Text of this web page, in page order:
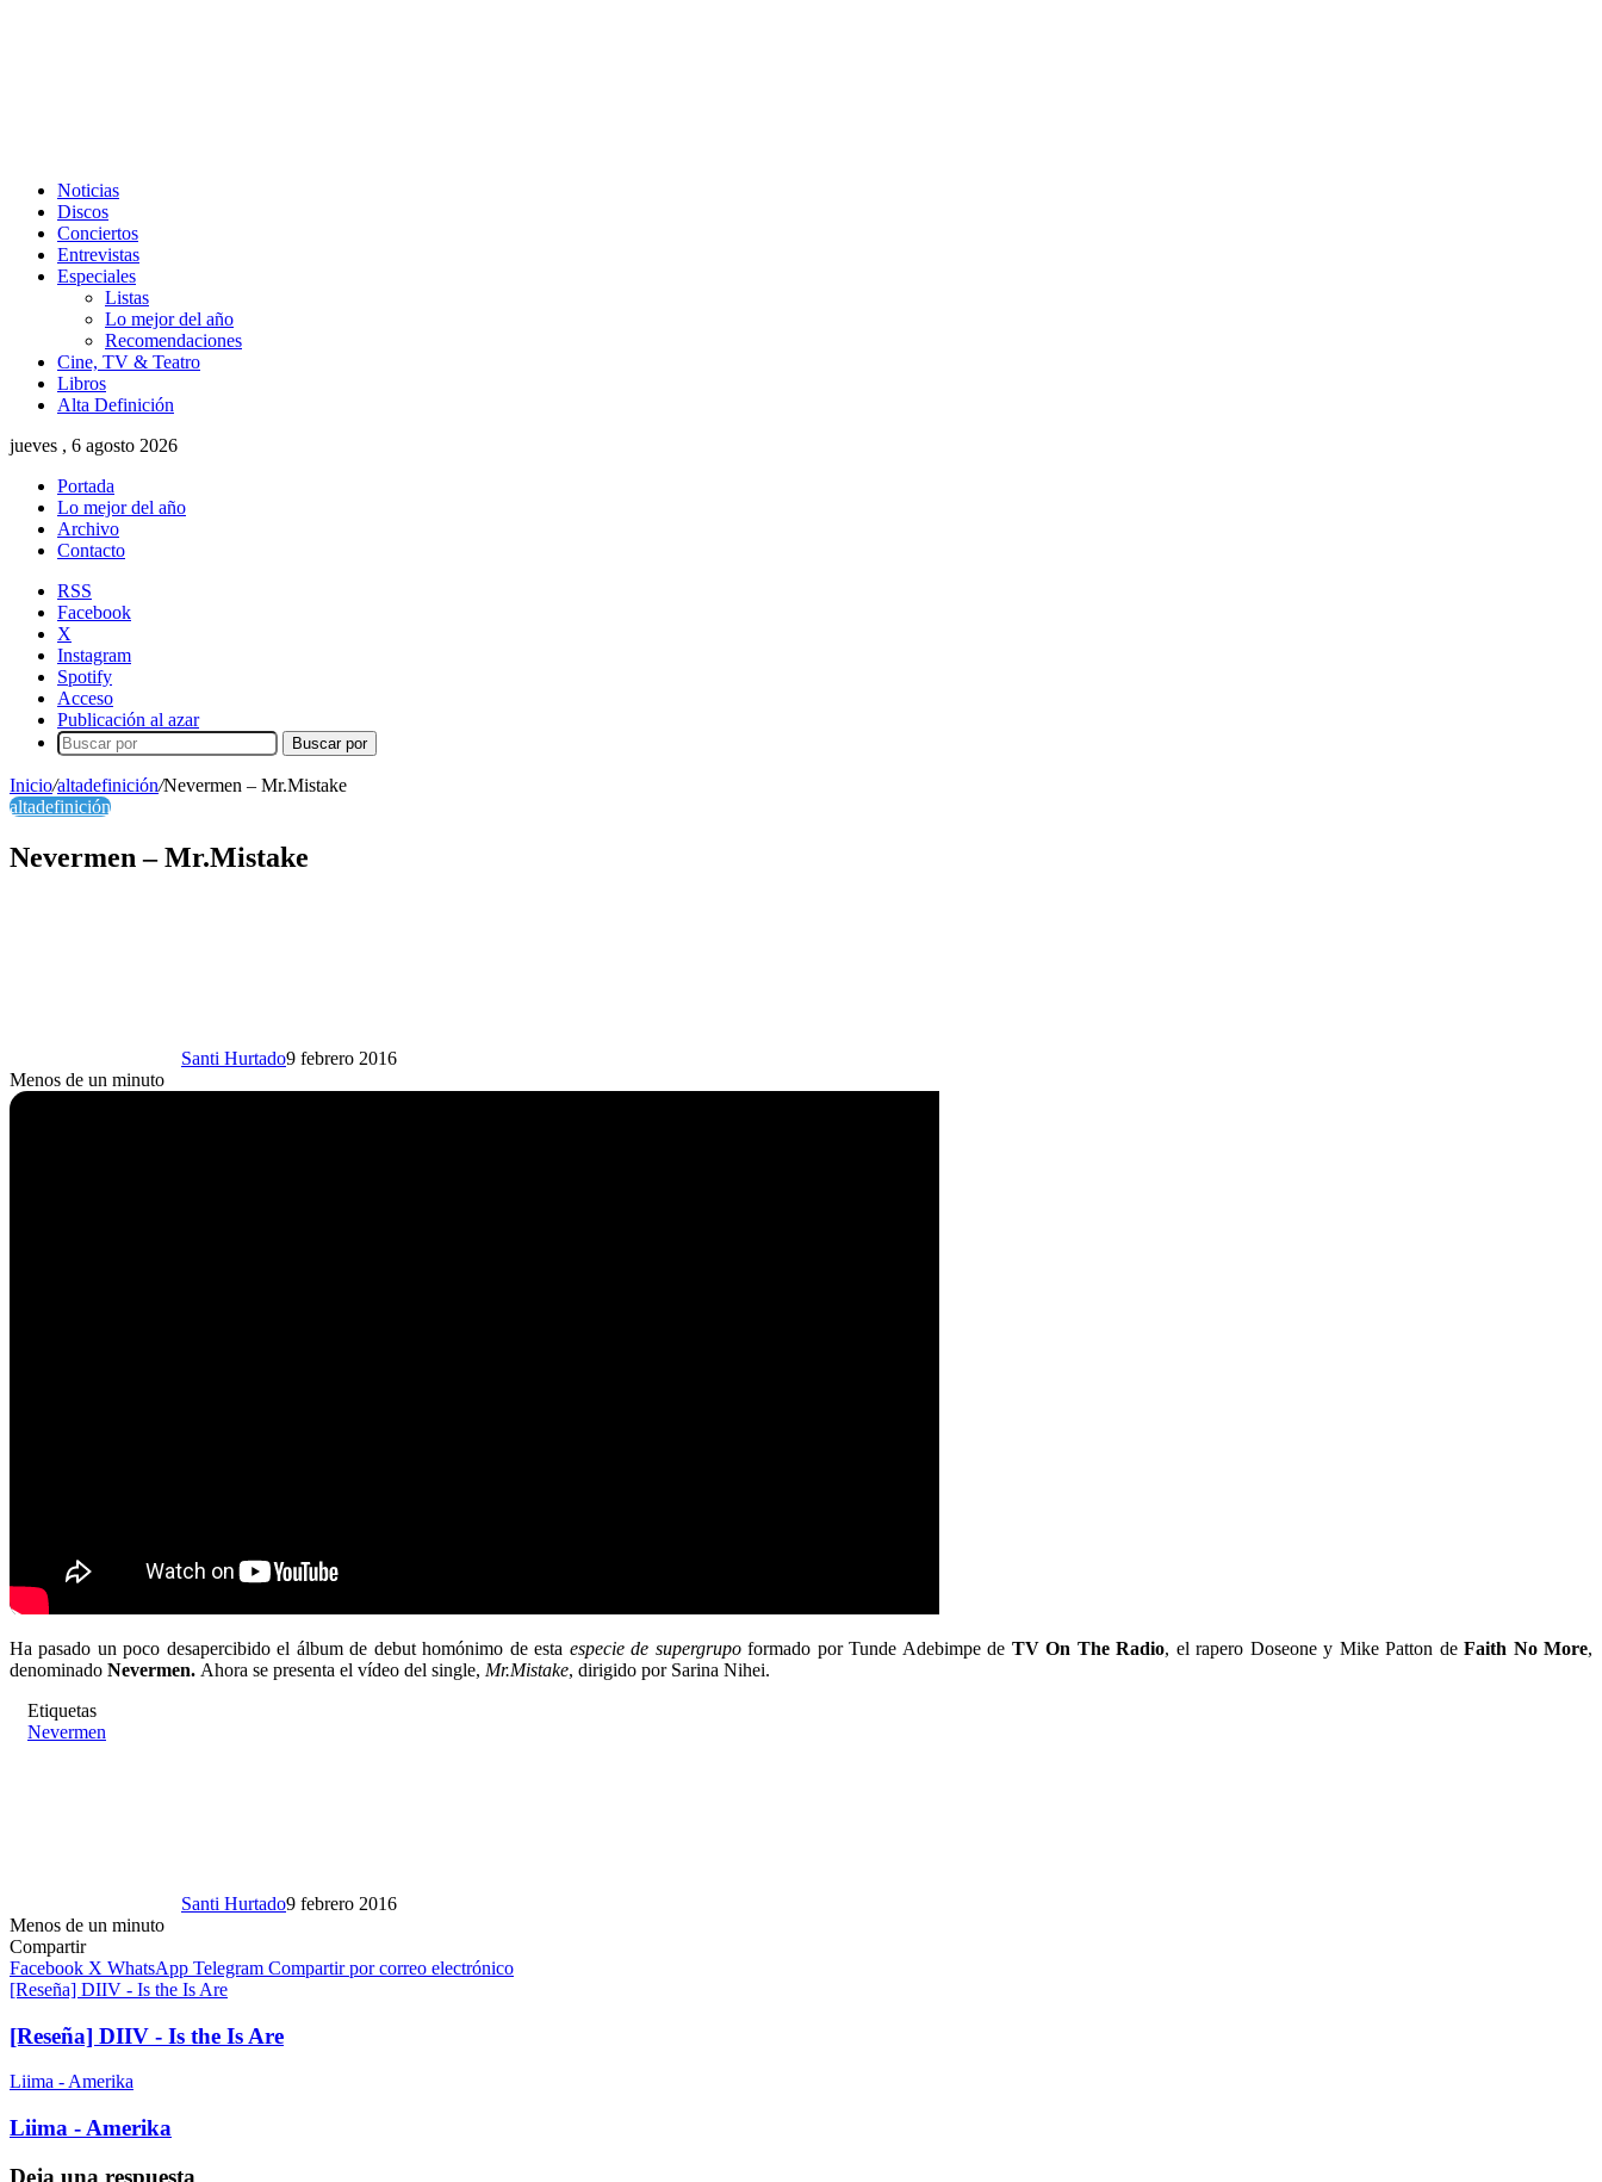
Noticias
Discos
Conciertos
Entrevistas
Especiales
Listas
Lo mejor del año
Recomendaciones
Cine, TV & Teatro
Libros
Alta Definición
jueves , 6 agosto 2026
Portada
Lo mejor del año
Archivo
Contacto
RSS
Facebook
X
Instagram
Spotify
Acceso
Publicación al azar
Buscar por
Inicio/altadefinición/Nevermen – Mr.Mistake
altadefinición
Nevermen – Mr.Mistake
Santi Hurtado9 febrero 2016
Menos de un minuto
Ha pasado un poco desapercibido el álbum de debut homónimo de esta especie de supergrupoformado por Tunde Adebimpe de TV On The Radio, el rapero Doseone y Mike Patton deFaith No More,
denominado Nevermen. Ahora se presenta el vídeo del single, Mr.Mistake, dirigido por Sarina Nihei.
Etiquetas
Nevermen
Santi Hurtado9 febrero 2016
Menos de un minuto
Compartir
Facebook X WhatsApp Telegram Compartir por correo electrónico
[Reseña] DIIV - Is the Is Are
[Reseña] DIIV - Is the Is Are
Liima - Amerika
Liima - Amerika
Deja una respuesta